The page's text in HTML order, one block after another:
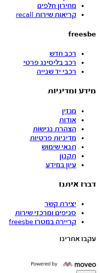
מחירון חלפים
קריאות שירות recall
freesbe
רכב חדש
רכב בליסינג פרטי
רכבי יד שנייה
מידע ומדיניות
מגזין
אודות
הצהרת נגישות
מדיניות פרטיות
תנאי שימוש
תקנון
עיון במידע
דברו איתנו
יצירת קשר
סניפים ומרכזי שירות
קריירה במטרו freesbe
עקבו אחרינו